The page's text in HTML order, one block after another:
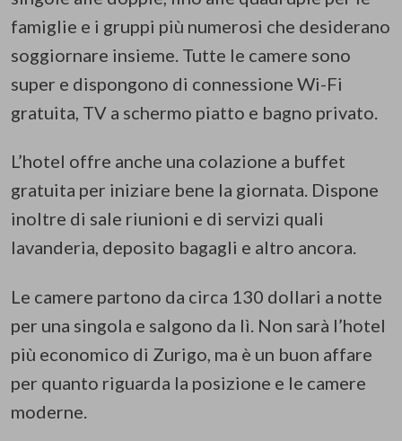
famiglie e i gruppi più numerosi che desiderano
soggiornare insieme. Tutte le camere sono
super e dispongono di connessione Wi-Fi
gratuita, TV a schermo piatto e bagno privato.
L’hotel offre anche una colazione a buffet
gratuita per iniziare bene la giornata. Dispone
inoltre di sale riunioni e di servizi quali
lavanderia, deposito bagagli e altro ancora.
Le camere partono da circa 130 dollari a notte
per una singola e salgono da lì. Non sarà l’hotel
più economico di Zurigo, ma è un buon affare
per quanto riguarda la posizione e le camere
moderne.